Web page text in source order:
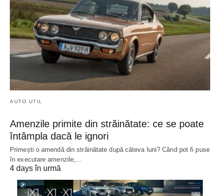
AUTO UTIL
Amenzile primite din străinătate: ce se poate
întâmpla dacă le ignori
Primești o amendă din străinătate după câteva luni? Când pot fi puse
în executare amenzile,…
4 days în urmă